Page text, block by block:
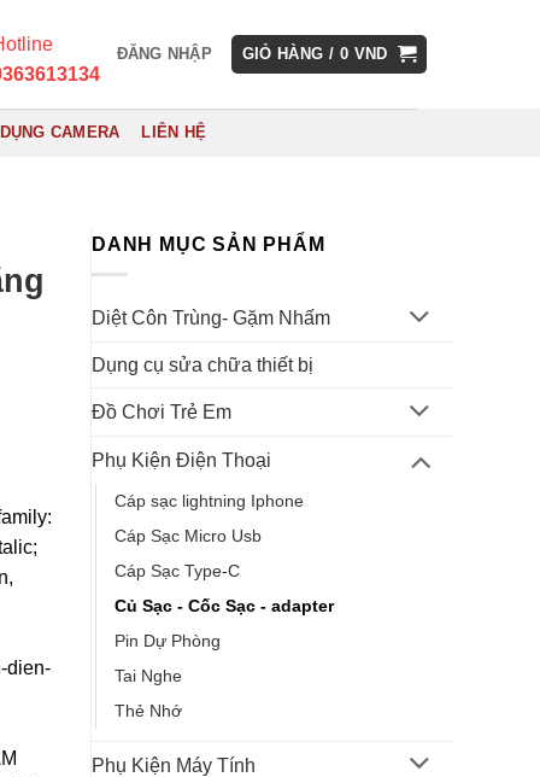
ĐĂNG NHẬP GIỎ HÀNG / 0 VND
CAMERA LIÊN HỆ
DANH MỤC SẢN PHẨM
Diệt Côn Trùng- Gặm Nhấm
Dụng cụ sửa chữa thiết bị
Đồ Chơi Trẻ Em
Phụ Kiện Điện Thoại
Cáp sạc lightning Iphone
Cáp Sạc Micro Usb
Cáp Sạc Type-C
Củ Sạc - Cốc Sạc - adapter
Pin Dự Phòng
Tai Nghe
Thẻ Nhớ
Phụ Kiện Máy Tính
dien-